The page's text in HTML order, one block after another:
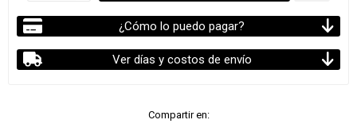
¿Cómo lo puedo pagar?
Ver días y costos de envío
Compartir en: